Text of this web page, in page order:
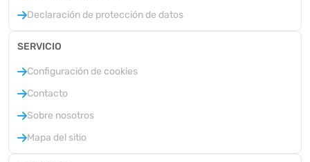
Declaración de protección de datos
SERVICIO
Configuración de cookies
Contacto
Sobre nosotros
Mapa del sitio